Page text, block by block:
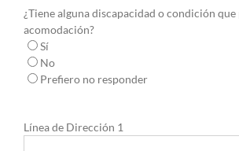
¿Tiene alguna discapacidad o condición
acomodación?
Sí
No
Prefiero no responder
Línea de Dirección 1